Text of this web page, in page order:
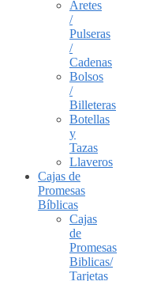
Aretes
/
Pulseras
/
Cadenas
Bolsos
/
Billeteras
Botellas
y
Tazas
Llaveros
Cajas de
Promesas
Bíblicas
Cajas
de
Promesas
Biblicas/
Tarjetas